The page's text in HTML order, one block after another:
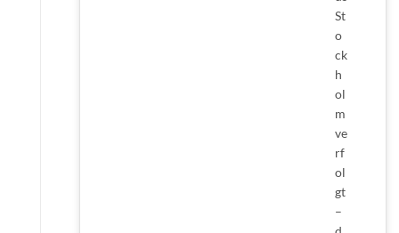
St
o
ck
h
ol
m
ve
rf
ol
gt
–